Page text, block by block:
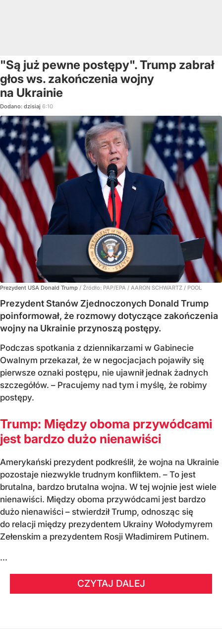
"Są już pewne postępy". Trump zabrał
głos ws. zakończenia wojny
na Ukrainie
Dodano: dzisiaj 6:10
Prezydent USA Donald Trump / Źródło: PAP/EPA / AARON SCHWARTZ / POOL
Prezydent Stanów Zjednoczonych Donald Trump
poinformował, że rozmowy dotyczące zakończenia
wojny na Ukrainie przynoszą postępy.
Podczas spotkania z dziennikarzami w Gabinecie
Owalnym przekazał, że w negocjacjach pojawiły się
pierwsze oznaki postępu, nie ujawnił jednak żadnych
szczegółów. – Pracujemy nad tym i myślę, że robimy
postępy.
Trump: Między oboma przywódcami
jest bardzo dużo nienawiści
Amerykański prezydent podkreślił, że wojna na Ukrainie
pozostaje niezwykle trudnym konfliktem. – To jest
brutalna, bardzo brutalna wojna. W tej wojnie jest wiele
nienawiści. Między oboma przywódcami jest bardzo
dużo nienawiści – stwierdził Trump, odnosząc się
do relacji między prezydentem Ukrainy Wołodymyrem
Zełenskim a prezydentem Rosji Władimirem Putinem.
...
CZYTAJ DALEJ